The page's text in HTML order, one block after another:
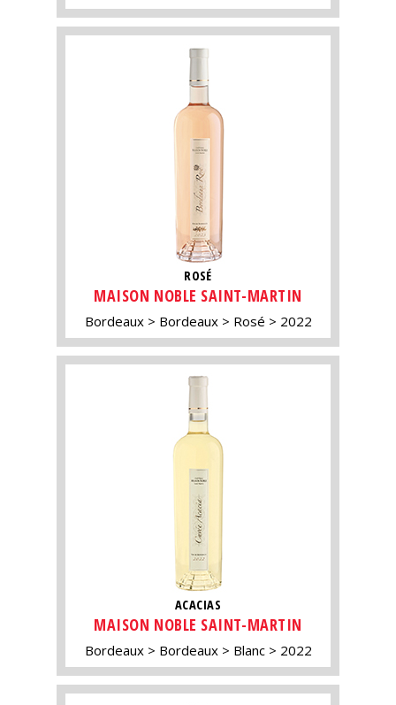
ROSÉ
MAISON NOBLE SAINT-MARTIN
Bordeaux Bordeaux Rosé 2022
ACACIAS
MAISON NOBLE SAINT-MARTIN
Bordeaux Bordeaux Blanc 2022